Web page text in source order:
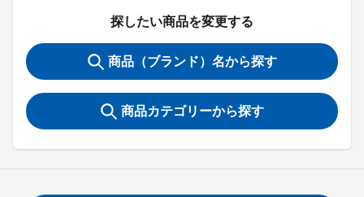
探したい商品を変更する
商品（ブランド）名から探す
商品カテゴリーから探す